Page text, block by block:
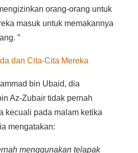
orang-orang untuk
masuk untuk memakannya
”
dan Cita-Cita Mereka
bin Ubaid, dia
Az-Zubair tidak pernah
kecuali pada malam ketika
mengatakan:
menggunakan telapak